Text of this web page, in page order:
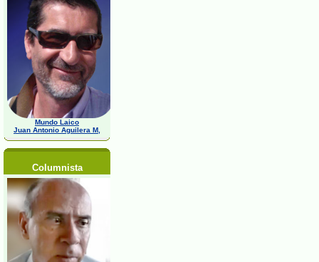
Mundo Laico
Juan Antonio Aguilera M,
Columnista